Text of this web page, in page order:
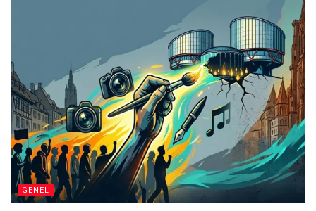
GENEL